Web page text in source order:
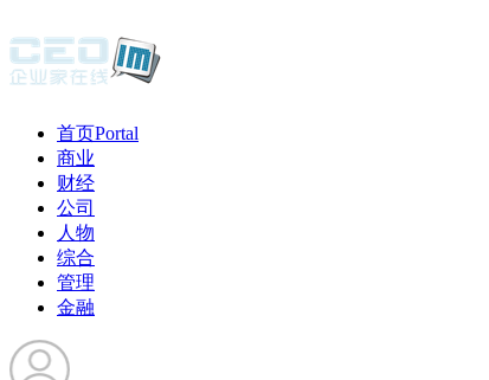
首页Portal
商业
财经
公司
人物
综合
管理
金融